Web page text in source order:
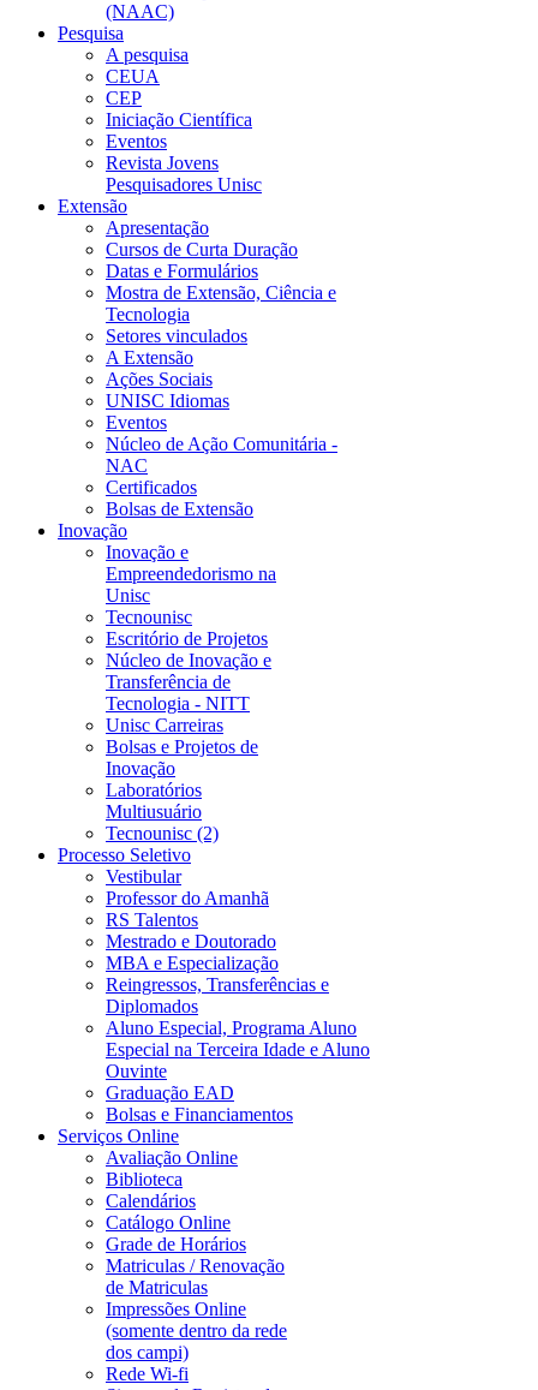
(NAAC)
Pesquisa
A pesquisa
CEUA
CEP
Iniciação Científica
Eventos
Revista Jovens
Pesquisadores Unisc
Extensão
Apresentação
Cursos de Curta Duração
Datas e Formulários
Mostra de Extensão, Ciência e
Tecnologia
Setores vinculados
A Extensão
Ações Sociais
UNISC Idiomas
Eventos
Núcleo de Ação Comunitária -
NAC
Certificados
Bolsas de Extensão
Inovação
Inovação e
Empreendedorismo na
Unisc
Tecnounisc
Escritório de Projetos
Núcleo de Inovação e
Transferência de
Tecnologia - NITT
Unisc Carreiras
Bolsas e Projetos de
Inovação
Laboratórios
Multiusuário
Tecnounisc (2)
Processo Seletivo
Vestibular
Professor do Amanhã
RS Talentos
Mestrado e Doutorado
MBA e Especialização
Reingressos, Transferências e
Diplomados
Aluno Especial, Programa Aluno
Especial na Terceira Idade e Aluno
Ouvinte
Graduação EAD
Bolsas e Financiamentos
Serviços Online
Avaliação Online
Biblioteca
Calendários
Catálogo Online
Grade de Horários
Matriculas / Renovação
de Matriculas
Impressões Online
(somente dentro da rede
dos campi)
Rede Wi-fi